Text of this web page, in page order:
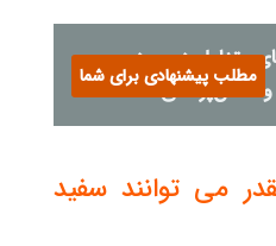
متداول در مورد
و دندان‌پزشکی
مطلب پیشنهادی برای شما
می توانند سفید